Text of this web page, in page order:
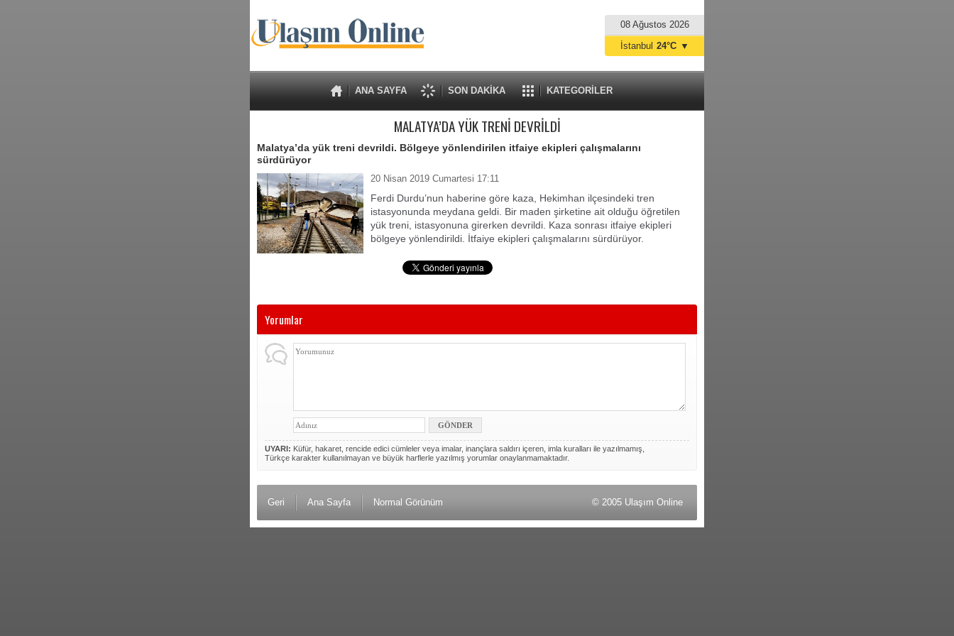
08 Ağustos 2026
ANA SAYFA SON DAKİKA KATEGORİLER
İstanbul 24°C ▼
MALATYA’DA YÜK TRENİ DEVRİLDİ
Malatya’da yük treni devrildi. Bölgeye yönlendirilen itfaiye ekipleri çalışmalarını
sürdürüyor
20 Nisan 2019 Cumartesi 17:11
Ferdi Durdu’nun haberine göre kaza, Hekimhan ilçesindeki tren
istasyonunda meydana geldi. Bir maden şirketine ait olduğu öğretilen
yük treni, istasyonuna girerken devrildi. Kaza sonrası itfaiye ekipleri
bölgeye yönlendirildi. İtfaiye ekipleri çalışmalarını sürdürüyor.
Yorumlar
UYARI: Küfür, hakaret, rencide edici cümleler veya imalar, inançlara saldırı içeren, imla kuralları ile yazılmamış,
Türkçe karakter kullanılmayan ve büyük harflerle yazılmış yorumlar onaylanmamaktadır.
Geri Ana Sayfa Normal Görünüm © 2005 Ulaşım Online